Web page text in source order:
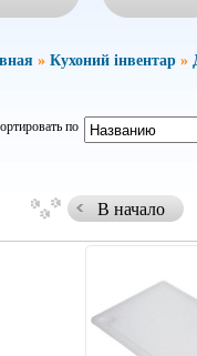
» Кухоний інвентар »
по
В начало